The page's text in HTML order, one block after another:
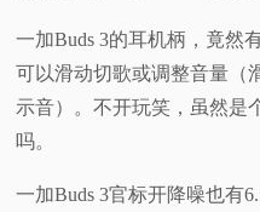
一加Buds 3的耳机柄，竟然
可以滑动切歌或调整音量（
示音）。不开玩笑，虽然是
吗。
一加Buds 3官标开降噪也有